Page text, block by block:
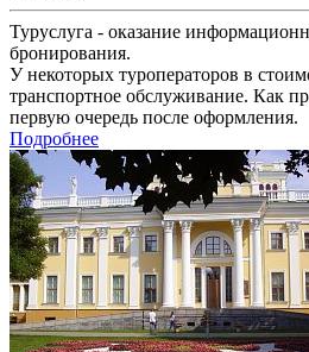
Туруслуга - оказание
бронирования.
У некоторых туроператоров в
транспортное обслуживание. Как
первую очередь после оформления.
Подробнее